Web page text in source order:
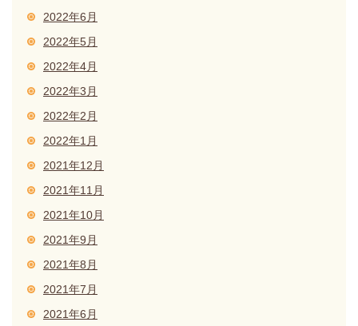
2022年6月
2022年5月
2022年4月
2022年3月
2022年2月
2022年1月
2021年12月
2021年11月
2021年10月
2021年9月
2021年8月
2021年7月
2021年6月